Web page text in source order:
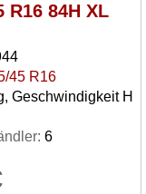
R16 84H XL
45 R16
Geschwindigkeit H
6